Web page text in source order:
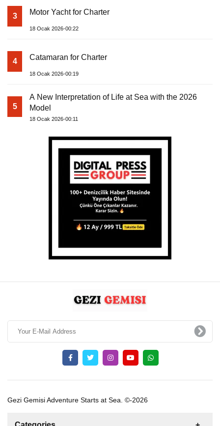
3 Motor Yacht for Charter
18 Ocak 2026-00:22
4 Catamaran for Charter
18 Ocak 2026-00:19
5
A New Interpretation of Life at Sea with the 2026
Model
18 Ocak 2026-00:11
Gezi Gemisi Adventure Starts at Sea. ©-2026